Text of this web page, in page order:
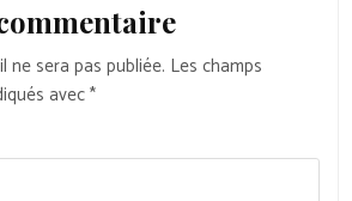
ne sera pas publiée. Les champs
avec*